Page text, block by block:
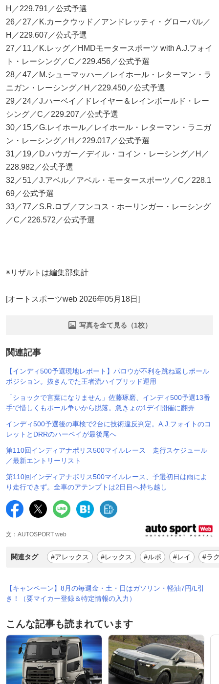
H／229.791／公式予選
26／27／K.カークウッド／アンドレッティ・グローバル／
H／229.607／公式予選
27／11／K.レッグ／HMDモータースポーツ with A.J.フォイ
ト・レーシング／C／229.456／公式予選
28／47／M.シューマッハー／レイホール・レターマン・ラ
ニガン・レーシング／H／229.450／公式予選
29／24／J.ハーベイ／ドレイヤー＆レインボールド・レー
シング／C／229.207／公式予選
30／15／G.レイホール／レイホール・レターマン・ラニガ
ン・レーシング／H／229.017／公式予選
31／19／D.ハウガー／デイル・コイン・レーシング／H／
228.982／公式予選
32／51／J.アベル／アベル・モータースポーツ／C／228.1
69／公式予選
33／77／S.R.ロブ／フンコス・ホーリンガー・レーシング
／C／226.572／公式予選
※リザルトは編集部集計
[オートスポーツweb 2026年05月18日]
写真を全て見る（1枚）
関連記事
【インディ500予選現地レポート】パロウが不利を跳ね返しポール
ポジション。抜きんでた王者流ハイブリッド運用
「ショックで言葉になりません」佐藤琢磨、インディ500予選13番
手で惜しくもポール争いから脱落。急きょの1デイ開催に翻弄
インディ500予選後の車検で2台に技術違反判定。A.J.フォイトのコ
レットとDRRのハーベイが最後尾へ
第110回インディアナポリス500マイルレース 走行スケジュール
／最新エントリーリスト
第110回インディアナポリス500マイルレース、予選初日は雨によ
り走行できず。全車のアテンプトは2日目へ持ち越し
文：AUTOSPORT web
関連タグ #アレックス #レックス #ルポ #レイ #ラ
【キャンペーン】8月の毎週金・土・日はガソリン・軽油7円/L引
き！（要マイカー登録＆特定情報の入力）
こんな記事も読まれています